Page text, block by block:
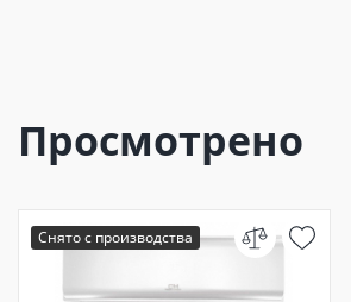
Просмотрено
Снято с производства